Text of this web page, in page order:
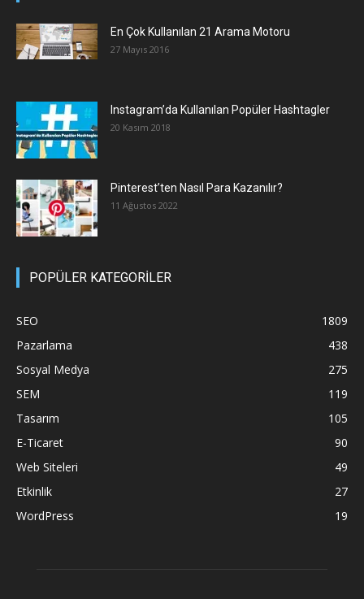
En Çok Kullanılan 21 Arama Motoru
27 Mayıs 2016
Instagram’da Kullanılan Popüler Hashtagler
20 Kasım 2018
Pinterest’ten Nasıl Para Kazanılır?
11 Ağustos 2022
POPÜLER KATEGORİLER
SEO
1809
Pazarlama
438
Sosyal Medya
275
SEM
119
Tasarım
105
E-Ticaret
90
Web Siteleri
49
Etkinlik
27
WordPress
19